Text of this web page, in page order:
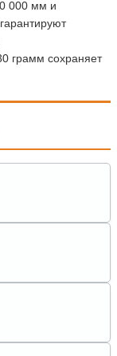
000 мм и
грамм сохраняет